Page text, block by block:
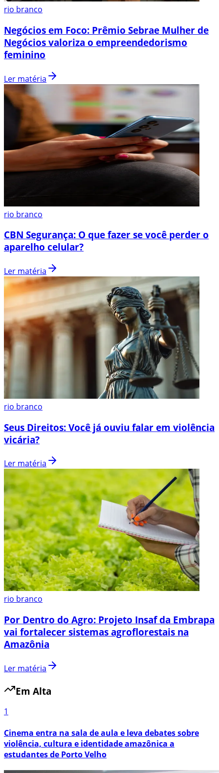
rio branco
Negócios em Foco: Prêmio Sebrae Mulher de
Negócios valoriza o empreendedorismo
feminino
Ler matéria
rio branco
CBN Segurança: O que fazer se você perder o
aparelho celular?
Ler matéria
rio branco
Seus Direitos: Você já ouviu falar em violência
vicária?
Ler matéria
rio branco
Por Dentro do Agro: Projeto Insaf da Embrapa
vai fortalecer sistemas agroflorestais na
Amazônia
Ler matéria
Em Alta
1
Cinema entra na sala de aula e leva debates sobre
violência, cultura e identidade amazônica a
estudantes de Porto Velho